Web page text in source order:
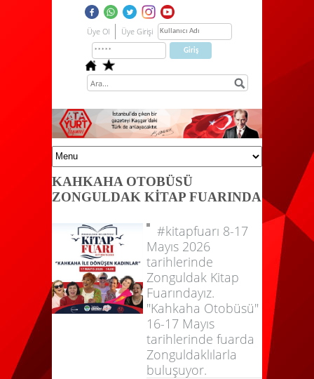
Üye Ol Üye Girişi
KAHKAHA OTOBÜSÜ
ZONGULDAK KİTAP FUARINDA
#kitapfuarı 8-17
Mayıs 2026
tarihlerinde
Zonguldak Kitap
Fuarındayız.
"Kahkaha Otobüsü"
16-17 Mayıs
tarihlerinde fuarda
Zonguldaklılarla
buluşuyor.